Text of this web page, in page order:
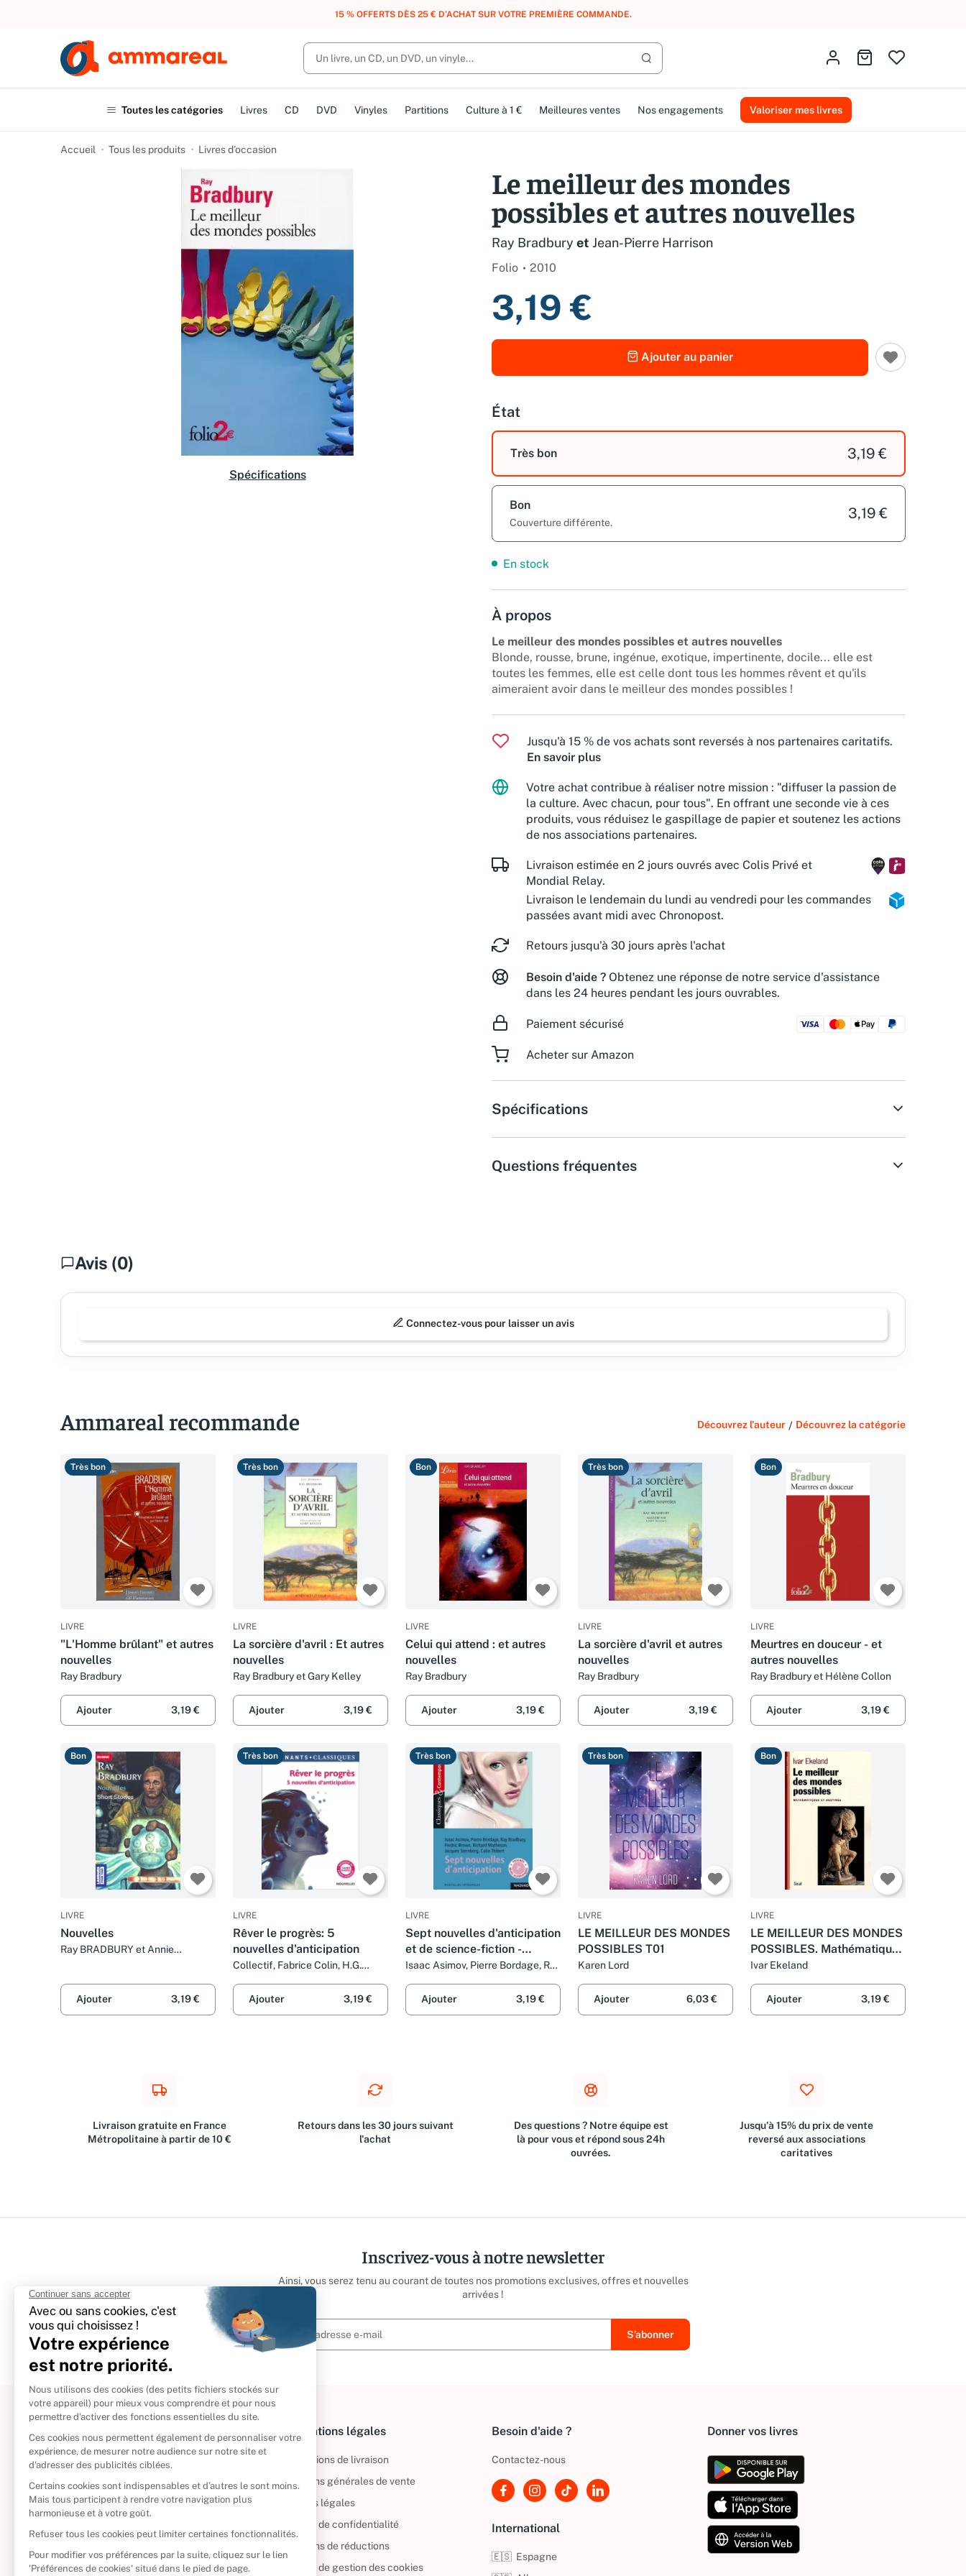
UN ACHAT, DES POINTS, DES RÉCOMPENSES :REJOIGNEZ GRATUITEMENT LE CLUB AMMAREAL.
Lancer la recherche
Identifiez-vousAller au panier
Toutes les catégories Livres CD DVD Vinyles Partitions Culture à 1 € Meilleures ventes Nos engagements Valoriser mes livres
Accueil Tous les produits Livres d’occasion
Spécifications
Le meilleur des mondes
possibles et autres nouvelles
Ray Bradbury et Jean-Pierre Harrison
Folio 2010
3,19 €
Ajouter au panier
État
Très bon 3,19 €
Bon
Couverture différente.
3,19 €
En stock
À propos
Le meilleur des mondes possibles et autres nouvelles
Blonde, rousse, brune, ingénue, exotique, impertinente, docile... elle est
toutes les femmes, elle est celle dont tous les hommes rêvent et qu'ils
aimeraient avoir dans le meilleur des mondes possibles !
Jusqu'à 15 % de vos achats sont reversés à nos partenaires caritatifs.
En savoir plus
Votre achat contribue à réaliser notre mission : "diffuser la passion de
la culture. Avec chacun, pour tous". En offrant une seconde vie à ces
produits, vous réduisez le gaspillage de papier et soutenez les actions
de nos associations partenaires.
Livraison estimée en 2 jours ouvrés avec Colis Privé et
Mondial Relay.
Livraison le lendemain du lundi au vendredi pour les commandes
passées avant midi avec Chronopost.
Retours jusqu'à 30 jours après l'achat
Besoin d'aide ? Obtenez une réponse de notre service d'assistance
dans les 24 heures pendant les jours ouvrables.
Paiement sécurisé
Acheter sur Amazon
Spécifications
Questions fréquentes
Avis (0)
Connectez-vous pour laisser un avis
Ammareal recommande Découvrez l'auteur / Découvrez la catégorie
Très bon
LIVRE
"L'Homme brûlant" et autres
nouvelles
Ray Bradbury
Ajouter 3,19 €
Très bon
LIVRE
La sorcière d'avril : Et autres
nouvelles
Ray Bradbury et Gary Kelley
Ajouter 3,19 €
Bon
LIVRE
Celui qui attend : et autres
nouvelles
Ray Bradbury
Ajouter 3,19 €
Très bon
LIVRE
La sorcière d'avril et autres
nouvelles
Ray Bradbury
Ajouter 3,19 €
Bon
LIVRE
Meurtres en douceur - et
autres nouvelles
Ray Bradbury et Hélène Collon
Ajouter 3,19 €
Bon
LIVRE
Nouvelles
Ray BRADBURY et Annie
Ajouter 3,19 €
Très bon
LIVRE
Rêver le progrès: 5
nouvelles d'anticipation
Collectif, Fabrice Colin, H.G.
Ray Bradbury, Fabien Clavel et
Isabelle Périer
Ajouter 3,19 €
Très bon
LIVRE
Sept nouvelles d'anticipation
et de science-fiction -
Classiques et
Contemporains
Isaac Asimov, Pierre Bordage, Ray
Matheson, Jacques Sternberg,
Colin Thibert et Philippe
Ajouter 3,19 €
Très bon
LIVRE
LE MEILLEUR DES MONDES
POSSIBLES T01
Karen Lord
Ajouter 6,03 €
Bon
LIVRE
LE MEILLEUR DES MONDES
POSSIBLES. Mathématiques
et destinée
Ivar Ekeland
Ajouter 3,19 €
Livraison gratuite en France
Métropolitaine à partir de 10 €
Retours dans les 30 jours suivant
l'achat
Des questions ? Notre équipe est
là pour vous et répond sous 24h
ouvrées.
Jusqu'à 15% du prix de vente
reversé aux associations
caritatives
Inscrivez-vous à notre newsletter
Ainsi, vous serez tenu au courant de toutes nos promotions exclusives, offres et nouvelles
arrivées !
À propos
Politique de retour
Reprendre vos livres
Qui sommes-nous ?
CD d'occasion
Informations légales
Informations de livraison
Conditions générales de vente
Mentions légales
Politique de confidentialité
Conditions de réductions
Politique de gestion des cookies
Besoin d'aide ?
Contactez-nous
International
🇪🇸 Espagne
Donner vos livres